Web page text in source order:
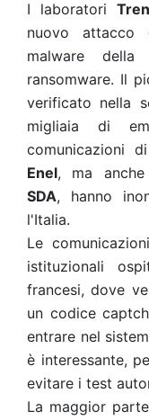
I laboratori
nuovo attacco
malware della
ransomware. Il
verificato nella
migliaia di
comunicazioni
Enel, ma
SDA, hanno
l'Italia.
Le
istituzionali
francesi, dove
un codice
entrare nel
è interessante,
evitare i test
La maggior